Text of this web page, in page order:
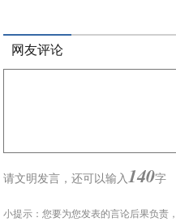
网友评论
请文明发言，还可以输入 140字
小提示：您要为您发表的言论后果负责